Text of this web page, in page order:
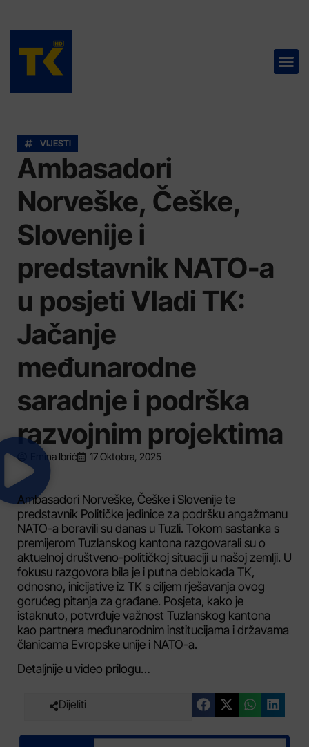
VIJESTI
Ambasadori
Norveške, Češke,
Slovenije i
predstavnik NATO-a
u posjeti Vladi TK:
Jačanje
međunarodne
saradnje i podrška
razvojnim projektima
Emina Ibrić 17 Oktobra, 2025
Ambasadori Norveške, Češke i Slovenije te
predstavnik Političke jedinice za podršku angažmanu
NATO-a boravili su danas u Tuzli. Tokom sastanka s
premijerom Tuzlanskog kantona razgovarali su o
aktuelnoj društveno-političkoj situaciji u našoj zemlji. U
fokusu razgovora bila je i putna deblokada TK,
odnosno, inicijative iz TK s ciljem rješavanja ovog
gorućeg pitanja za građane. Posjeta, kako je
istaknuto, potvrđuje važnost Tuzlanskog kantona
kao partnera međunarodnim institucijama i državama
članicama Evropske unije i NATO-a.
Detaljnije u video prilogu…
Dijeliti